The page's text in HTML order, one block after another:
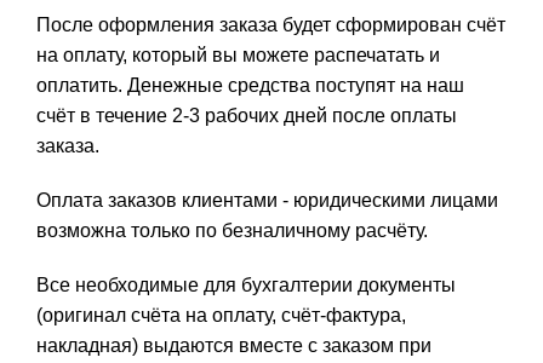
После оформления заказа будет сформирован счёт
на оплату, который вы можете распечатать и
оплатить. Денежные средства поступят на наш
счёт в течение 2-3 рабочих дней после оплаты
заказа.
Оплата заказов клиентами - юридическими лицами
возможна только по безналичному расчёту.
Все необходимые для бухгалтерии документы
(оригинал счёта на оплату, счёт-фактура,
накладная) выдаются вместе с заказом при